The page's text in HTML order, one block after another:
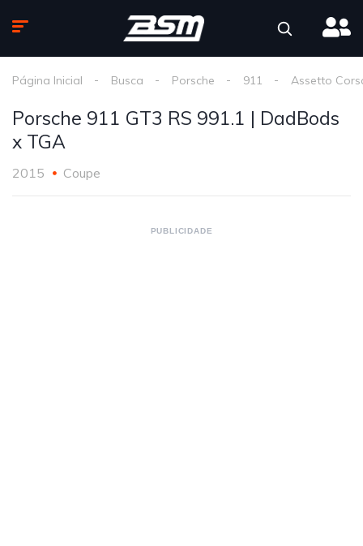
Página Inicial Busca Porsche 911 Assetto
Porsche 911 GT3 RS 991.1 | DadBods
x TGA
2015 Coupe
PUBLICIDADE